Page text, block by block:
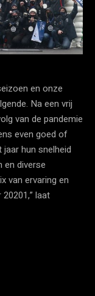
en onze
Na een vrij
van de pandemie
even goed of
hun snelheid
en diverse
van ervaring en
laat